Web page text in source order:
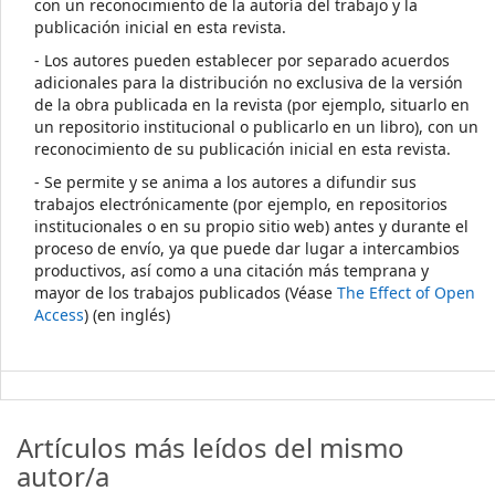
con un reconocimiento de la autoría del trabajo y la
publicación inicial en esta revista.
- Los autores pueden establecer por separado acuerdos
adicionales para la distribución no exclusiva de la versión
de la obra publicada en la revista (por ejemplo, situarlo en
un repositorio institucional o publicarlo en un libro), con un
reconocimiento de su publicación inicial en esta revista.
- Se permite y se anima a los autores a difundir sus
trabajos electrónicamente (por ejemplo, en repositorios
institucionales o en su propio sitio web) antes y durante el
proceso de envío, ya que puede dar lugar a intercambios
productivos, así como a una citación más temprana y
mayor de los trabajos publicados (Véase The Effect of Open
Access) (en inglés)
Artículos más leídos del mismo
autor/a